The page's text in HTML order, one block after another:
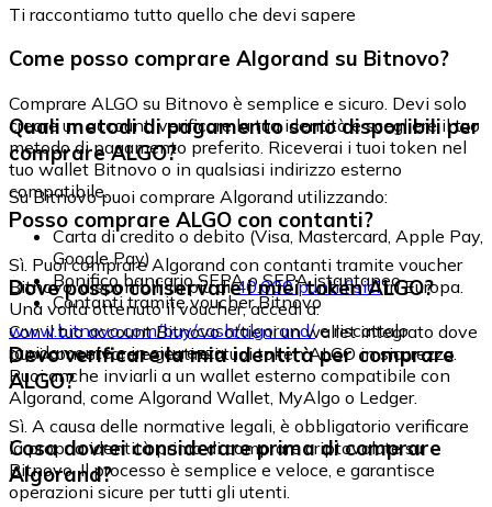
Ti raccontiamo tutto quello che devi sapere
Come posso comprare Algorand su Bitnovo?
Comprare ALGO su Bitnovo è semplice e sicuro. Devi solo
creare un account, verificare la tua identità e scegliere il tuo
metodo di pagamento preferito. Riceverai i tuoi token nel
tuo wallet Bitnovo o in qualsiasi indirizzo esterno
compatibile.
Quali metodi di pagamento sono disponibili per
comprare ALGO?
Su Bitnovo puoi comprare Algorand utilizzando:
Carta di credito o debito (Visa, Mastercard, Apple Pay,
Google Pay)
Bonifico bancario SEPA o SEPA istantaneo
Contanti tramite voucher Bitnovo
Posso comprare ALGO con contanti?
Sì. Puoi comprare Algorand con contanti tramite voucher
Bitnovo, disponibili in più di40.000 punti fisiciin Europa.
Una volta ottenuto il voucher, accedi a:
www.bitnovo.com/buy/cash/algorand/e riscattalo
rapidamente e in sicurezza.
Dove posso conservare i miei token ALGO?
Con il tuo account Bitnovo ottieni un wallet integrato dove
puoi conservare e gestire i tuoi token ALGO in sicurezza.
Puoi anche inviarli a un wallet esterno compatibile con
Algorand, come Algorand Wallet, MyAlgo o Ledger.
Devo verificare la mia identità per comprare
ALGO?
Sì. A causa delle normative legali, è obbligatorio verificare
la propria identità prima di comprare criptovalute su
Bitnovo. Il processo è semplice e veloce, e garantisce
operazioni sicure per tutti gli utenti.
Cosa dovrei considerare prima di comprare
Algorand?